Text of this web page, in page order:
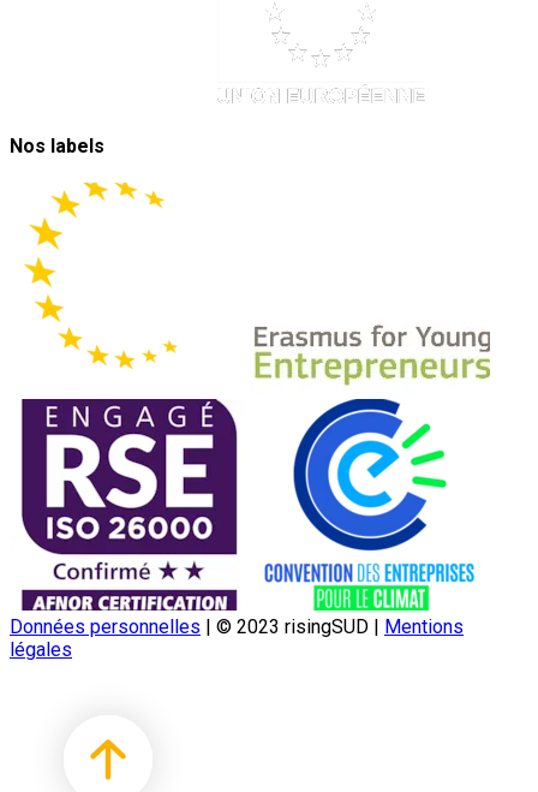
Nos labels
Données personnelles | © 2023 risingSUD | Mentions
légales